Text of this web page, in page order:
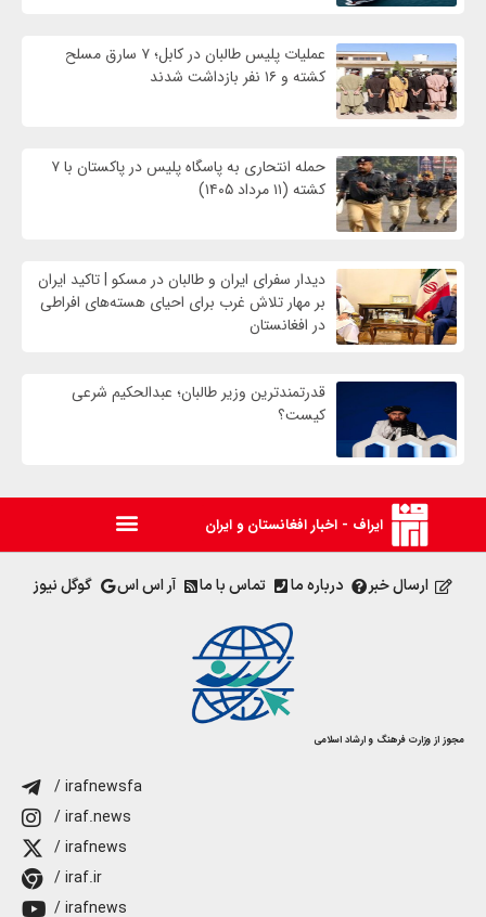
عملیات پلیس طالبان در کابل؛ ۷ سارق مسلح
کشته و ۱۶ نفر بازداشت شدند
حمله انتحاری به پاسگاه پلیس در پاکستان با ۷
کشته (۱۱ مرداد ۱۴۰۵)
دیدار سفرای ایران و طالبان در مسکو | تاکید ایران
بر مهار تلاش‌ غرب برای احیای هسته‌های افراطی
در افغانستان
قدرتمندترین وزیر طالبان؛ عبدالحکیم شرعی
کیست؟
ایراف - اخبار افغانستان و ایران
ارسال خبر درباره ما تماس با ما آر اس اس گوگل نیوز
مجوز از وزارت فرهنگ و ارشاد اسلامی
/ irafnewsfa
/ iraf.news
/ irafnews
/ iraf.ir
/ irafnews